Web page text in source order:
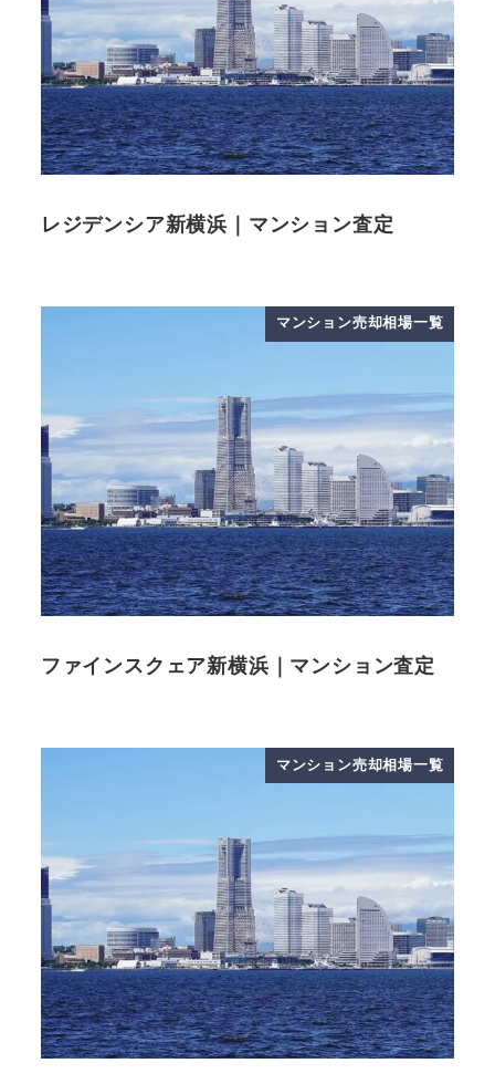
レジデンシア新横浜｜マンション査定
マンション売却相場一覧
ファインスクェア新横浜｜マンション査定
マンション売却相場一覧